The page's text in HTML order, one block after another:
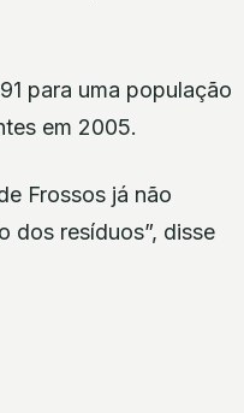
para uma população
em 2005.
Frossos já não
dos resíduos”, disse